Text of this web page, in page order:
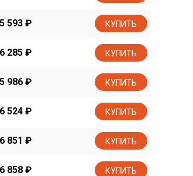
5 593 ₽ КУПИТЬ
6 285 ₽ КУПИТЬ
5 986 ₽ КУПИТЬ
6 524 ₽ КУПИТЬ
6 851 ₽ КУПИТЬ
6 858 ₽ КУПИТЬ